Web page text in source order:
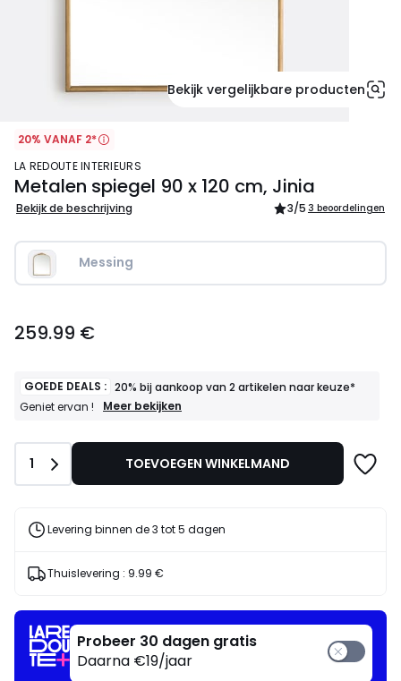
Bekijk vergelijkbare producten
20% VANAF 2*
LA REDOUTE INTERIEURS
Metalen spiegel 90 x 120 cm, Jinia
Bekijk de beschrijving 3/5 3 beoordelingen
Messing
€.
259.99 €
GOEDE DEALS : 20% bij aankoop van 2 artikelen naar keuze*
Geniet ervan !
GOEDE
artikelen
Geniet
Meer bekijken
Aantal
1 TOEVOEGEN WINKELMAND
Levering binnen de 3 tot 5 dagen
Thuislevering : 9.99 €
Probeer 30 dagen gratis
Daarna €19/jaar